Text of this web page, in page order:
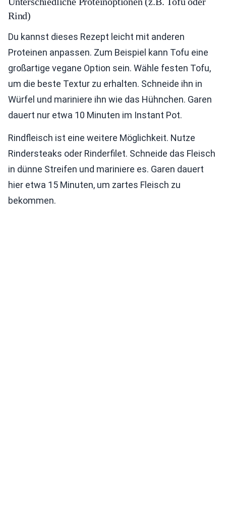
Rind)
Du kannst dieses Rezept leicht mit anderen
Proteinen anpassen. Zum Beispiel kann Tofu eine
großartige vegane Option sein. Wähle festen Tofu,
um die beste Textur zu erhalten. Schneide ihn in
Würfel und mariniere ihn wie das Hühnchen. Garen
dauert nur etwa 10 Minuten im Instant Pot.
Rindfleisch ist eine weitere Möglichkeit. Nutze
Rindersteaks oder Rinderfilet. Schneide das Fleisch
in dünne Streifen und mariniere es. Garen dauert
hier etwa 15 Minuten, um zartes Fleisch zu
bekommen.